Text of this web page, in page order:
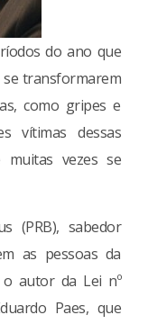
do ano que
se transformarem
como gripes e
vítimas dessas
muitas vezes se
(PRB), sabedor
as pessoas da
autor da Lei nº
Paes, que